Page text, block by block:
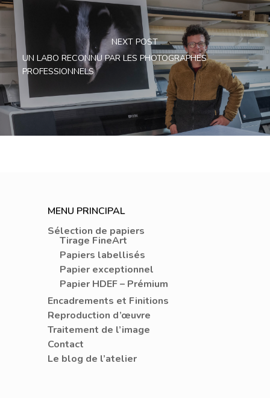
NEXT POST
UN LABO RECONNU PAR LES PHOTOGRAPHES
PROFESSIONNELS
MENU PRINCIPAL
Sélection de papiers
Tirage FineArt
Papiers labellisés
Papier exceptionnel
Papier HDEF – Prémium
Encadrements et Finitions
Reproduction d’œuvre
Traitement de l’image
Contact
Le blog de l’atelier